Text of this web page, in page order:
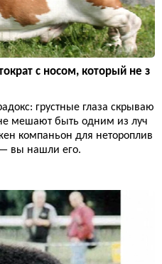
с носом, который не з
грустные глаза скрываю
мешают быть одним из луч
компаньон для нетороплив
— вы нашли его.